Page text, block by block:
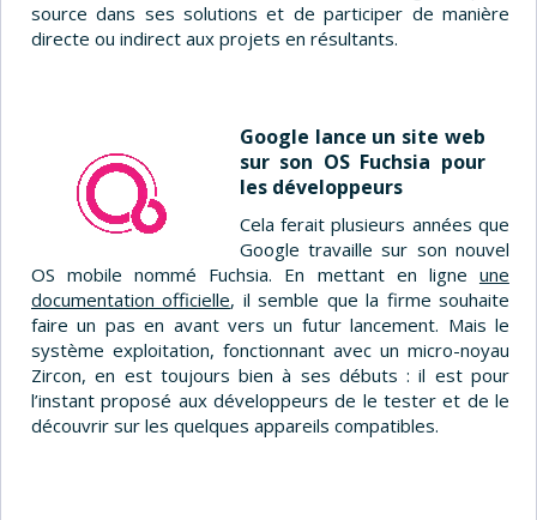
source dans ses solutions et de participer de manière
directe ou indirect aux projets en résultants.
Google lance un site web
sur son OS Fuchsia pour
les développeurs
Cela ferait plusieurs années que
Google travaille sur son nouvel
OS mobile nommé Fuchsia. En mettant en ligne une
documentation officielle, il semble que la firme souhaite
faire un pas en avant vers un futur lancement. Mais le
système exploitation, fonctionnant avec un micro-noyau
Zircon, en est toujours bien à ses débuts : il est pour
l’instant proposé aux développeurs de le tester et de le
découvrir sur les quelques appareils compatibles.